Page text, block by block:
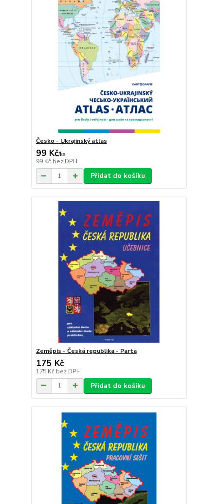
Česko - Ukrajinský atlas
99 Kč/ks
99 Kč bez DPH
Přidat do košíku
Zeměpis - Česká republika - Parta
175 Kč
175 Kč bez DPH
Přidat do košíku